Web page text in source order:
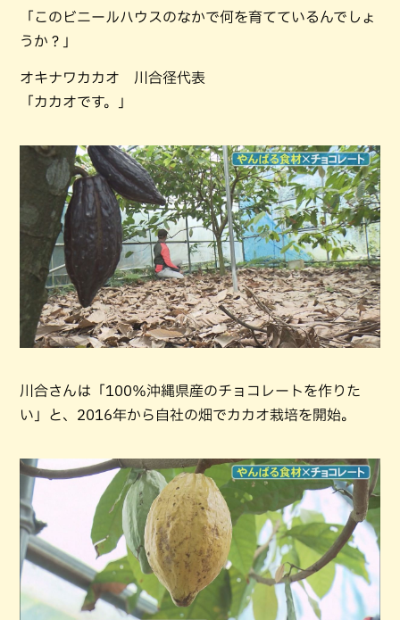
「このビニールハウスのなかで何を育てているんでしょ
うか？」
オキナワカカオ 川合径代表
「カカオです。」
川合さんは「100％沖縄県産のチョコレートを作りた
い」と、2016年から自社の畑でカカオ栽培を開始。